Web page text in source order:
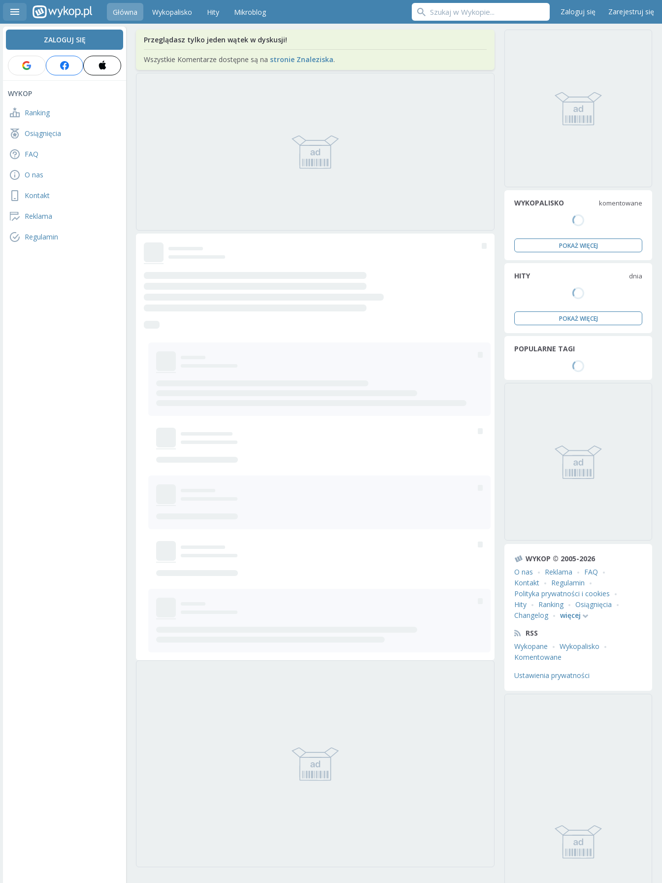
Główna Wykopalisko Hity Mikroblog Zaloguj się Zarejestruj się
ZALOGUJ SIĘ
WYKOP
Ranking
Osiągnięcia
FAQ
O nas
Kontakt
Reklama
Regulamin
Przeglądasz tylko jeden wątek w dyskusji!
Wszystkie Komentarze dostępne są na stronie Znaleziska.
WYKOPALISKO komentowane
POKAŻ WIĘCEJ
HITY dnia
POKAŻ WIĘCEJ
POPULARNE TAGI
WYKOP © 2005-2026
O nas
Reklama
FAQ
Kontakt
Regulamin
Polityka prywatności i cookies
Hity
Ranking
Osiągnięcia
Changelog
więcej
RSS
Wykopane
Wykopalisko
Komentowane
Ustawienia prywatności